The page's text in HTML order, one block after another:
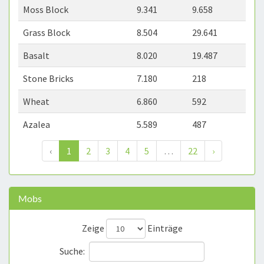
Moss Block 9.341
9.658
Grass Block
8.504
29.641
Basalt
8.020
19.487
Stone Bricks
7.180
218
Wheat
6.860
592
Azalea
5.589 487
‹ 1 2 3 4 5 … 22 ›
Mobs
Zeige
Einträge
Suche: